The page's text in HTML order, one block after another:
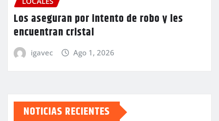
Los aseguran por intento de robo y les
encuentran cristal
igavec Ago 1, 2026
NOTICIAS RECIENTES